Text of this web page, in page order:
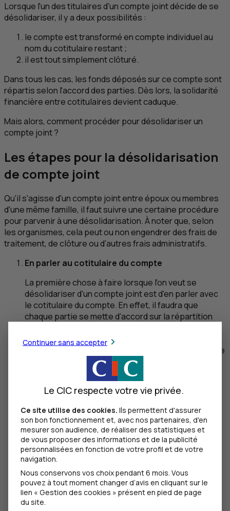
Lorsque l'un des titulaires d'un compte joint décide de se
désolidariser, il y a deux possibilités :
le compte est transformé en compte individuel au
nom du cotitulaire restant ;
il est tout simplement clôturé.
Dans tous les cas, les fonds déposés sur ce compte sont
répartis selon l'accord des parties. Dès lors, la solidarité
financière entre cotitulaires devient caduque.
Mais alors, comment procéder pour désolidariser un
compte joint ?
Les étapes pour la désolidarisation
de compte joint
Qu'il s'agisse d'un compte joint entre époux ou membres
d'une même famille, il faut suivre une certaine procédure
pour parvenir à une désolidarisation. À noter que, selon
les organismes, cela peut ou non engendrer des frais de
traitement, de clôture ou d’autres frais administratifs.
En parler au cotitulaire du compte
La première chose à faire lorsque l'on veut se
désolidariser d'un compte joint est d'en parler avec
le cotitulaire du compte. En effet, il faudra que
chaque partie se mette d'accord sur la répartition
communication est difficile, voire impossible, vous
devez dans tous les cas informer votre cotitulaire de
votre intention de vous désolidariser. Cette
démarche doit être effectuée par courrier
recommandé avec accusé de réception.
Pour procéder à la répartition des fonds restants,
vous devez en premier lieu faire le point sur les
opérations à venir sur le compte. En effet, veillez à
ce que plus aucun paiement ne soit opéré et
qu'aucune opération ne soit présentée lors de la
procédure de désolidarisation. Dans le cas
contraire, vous pourriez faire face à un défaut de
paiement, avec toutes les conséquences que cela
Continuer sans accepter
Le CIC respecte votre vie privée.
Ce site utilise des cookies. Ils permettent d'assurer
son bon fonctionnement et, avec nos partenaires, d'en
mesurer son audience, de réaliser des statistiques et
de vous proposer des informations et de la publicité
personnalisées en fonction de votre profil et de votre
navigation.
Nous conservons vos choix pendant 6 mois. Vous
pouvez à tout moment changer d’avis en cliquant sur le
lien « Gestion des cookies » présent en pied de page
du site.